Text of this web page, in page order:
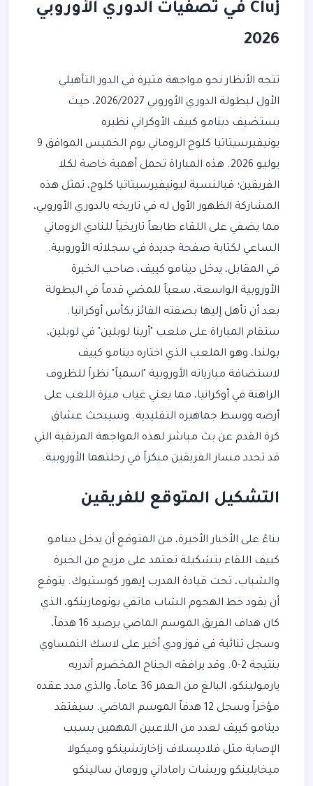
Cluj في تصفيات الدوري الأوروبي
2026
تتجه الأنظار نحو مواجهة مثيرة في الدور التأهيلي
الأول لبطولة الدوري الأوروبي 2026/2027، حيث
يستضيف دينامو كييف الأوكراني نظيره
يونيفيرسيتاتيا كلوج الروماني يوم الخميس الموافق 9
يوليو 2026. هذه المباراة تحمل أهمية خاصة لكلا
الفريقين؛ فبالنسبة ليونيفيرسيتاتيا كلوج، تمثل هذه
المشاركة الظهور الأول له في تاريخه بالدوري الأوروبي،
مما يضفي على اللقاء طابعاً تاريخياً للنادي الروماني
الساعي لكتابة صفحة جديدة في سجلاته الأوروبية.
في المقابل، يدخل دينامو كييف، صاحب الخبرة
الأوروبية الواسعة، سعياً للمضي قدماً في البطولة
بعد أن تأهل إليها بصفته الفائز بكأس أوكرانيا.
ستقام المباراة على ملعب "أرينا لوبلين" في لوبلين،
بولندا، وهو الملعب الذي اختاره دينامو كييف
لاستضافة مبارياته الأوروبية "اسمياً" نظراً للظروف
الراهنة في أوكرانيا، مما يعني غياب ميزة اللعب على
أرضه ووسط جماهيره التقليدية. وسيبحث عشاق
كرة القدم عن بث مباشر لهذه المواجهة المرتقبة التي
قد تحدد مسار الفريقين مبكراً في رحلتهما الأوروبية.
التشكيل المتوقع للفريقين
بناءً على الأخبار الأخيرة، من المتوقع أن يدخل دينامو
كييف اللقاء بتشكيلة تعتمد على مزيج من الخبرة
والشباب، تحت قيادة المدرب إيهور كوستيوك. يتوقع
أن يقود خط الهجوم الشاب ماتفي بونومارينكو، الذي
كان هداف الفريق الموسم الماضي برصيد 16 هدفاً،
وسجل ثنائية في فوز ودي أخير على لاسك النمساوي
بنتيجة 2-0. وقد يرافقه الجناح المخضرم أندريه
يارمولينكو، البالغ من العمر 36 عاماً، والذي مدد عقده
مؤخراً وسجل 12 هدفاً الموسم الماضي. سيفتقد
دينامو كييف لعدد من اللاعبين المهمين بسبب
الإصابة مثل فلاديسلاف زاخارتشينكو وميكولا
ميخايلينكو وريشات راماداني ورومان سالينكو